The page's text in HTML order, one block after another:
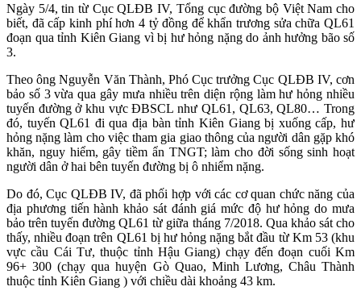
Ngày 5/4, tin từ Cục QLĐB IV, Tổng cục đường bộ Việt Nam cho
biết, đã cấp kinh phí hơn 4 tỷ đồng để khẩn trương sửa chữa QL61
đoạn qua tỉnh Kiên Giang vì bị hư hỏng nặng do ảnh hưởng bão số
3.
Theo ông Nguyễn Văn Thành, Phó Cục trưởng Cục QLĐB IV, cơn
bảo số 3 vừa qua gây mưa nhiều trên diện rộng làm hư hỏng nhiều
tuyến đường ở khu vực ĐBSCL như QL61, QL63, QL80… Trong
đó, tuyến QL61 đi qua địa bàn tỉnh Kiên Giang bị xuống cấp, hư
hỏng nặng làm cho việc tham gia giao thông của người dân gặp khó
khăn, nguy hiểm, gây tiềm ẩn TNGT; làm cho đời sống sinh hoạt
người dân ở hai bên tuyến đường bị ô nhiểm nặng.
Do đó, Cục QLĐB IV, đã phối hợp với các cơ quan chức năng của
địa phương tiến hành khảo sát đánh giá mức độ hư hỏng do mưa
bảo trên tuyến đường QL61 từ giữa tháng 7/2018. Qua khảo sát cho
thấy, nhiều đoạn trên QL61 bị hư hỏng nặng bắt đầu từ Km 53 (khu
vực cầu Cái Tư, thuộc tỉnh Hậu Giang) chạy đến đoạn cuối Km
96+ 300 (chạy qua huyện Gò Quao, Minh Lương, Châu Thành
thuộc tỉnh Kiên Giang ) với chiều dài khoảng 43 km.